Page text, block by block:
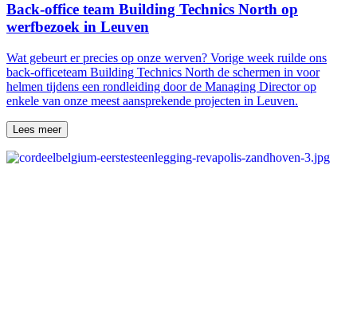
Back-office team Building Technics North op
werfbezoek in Leuven
Wat gebeurt er precies op onze werven? Vorige week ruilde ons
back-officeteam Building Technics North de schermen in voor
helmen tijdens een rondleiding door de Managing Director op
enkele van onze meest aansprekende projecten in Leuven.
Lees meer